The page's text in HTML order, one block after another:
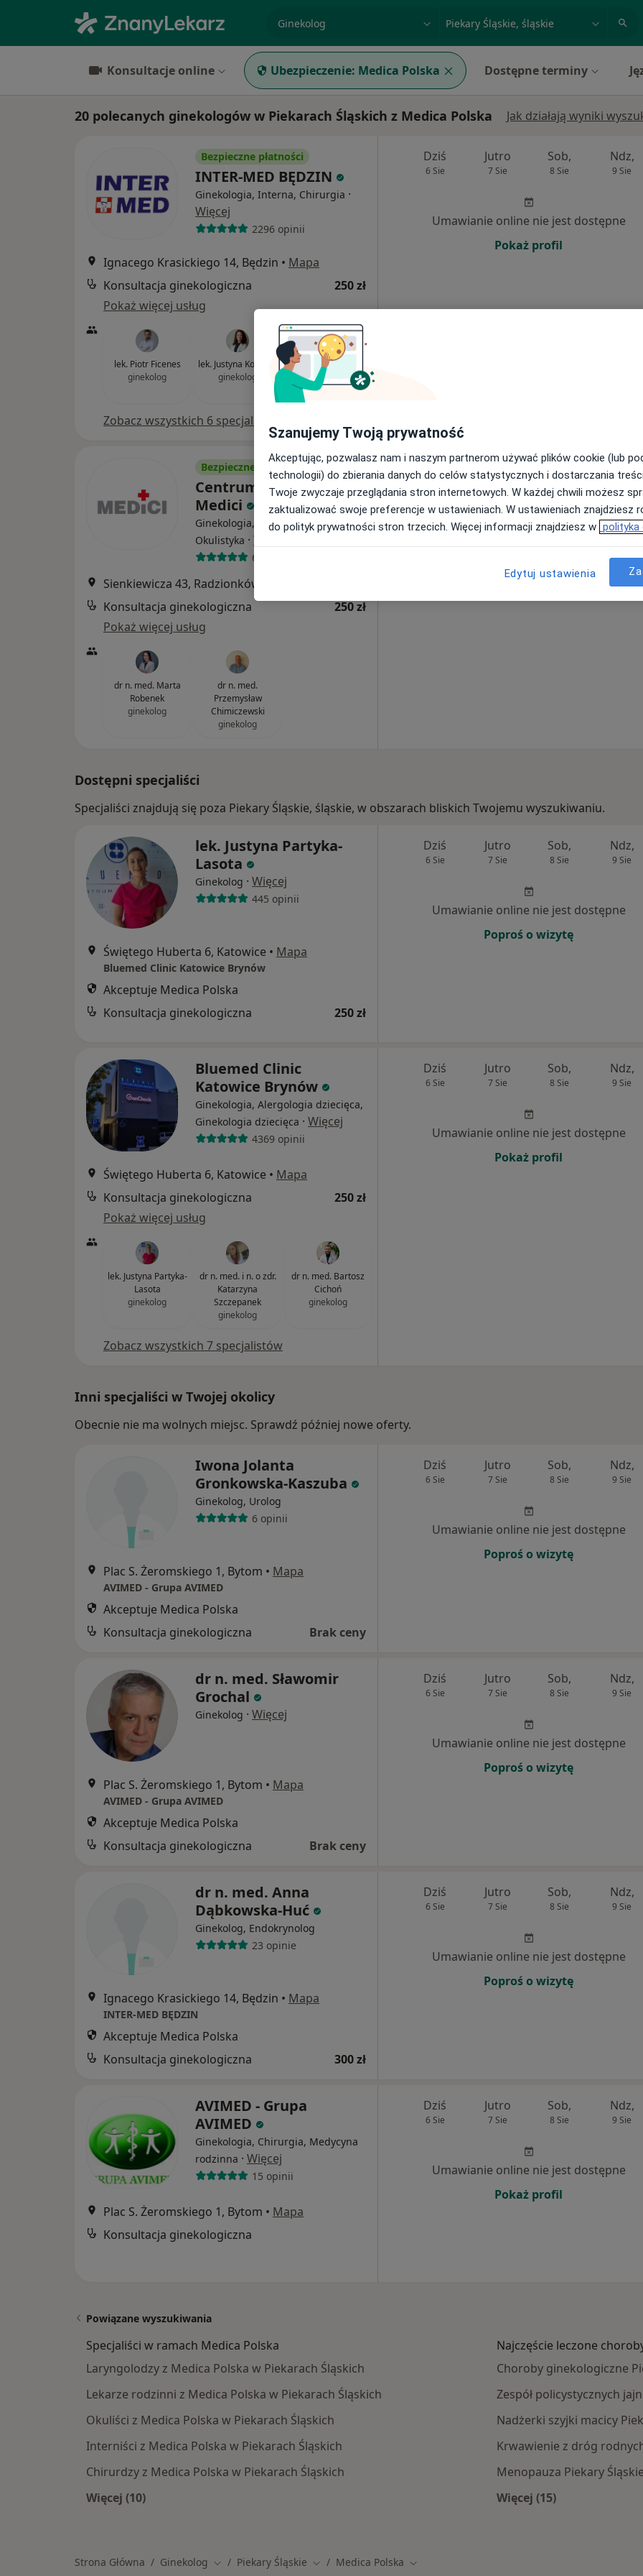
miasto lub dzielnica
Konsultacje online Ubezpieczenie: Medica Polska Dostępne terminy
20 polecanych ginekologów w Piekarach Śląskich z Medica Polska Jak działają wyniki
Bezpieczne płatności
INTER-MED BĘDZIN
Ginekologia, Interna, Chirurgia ·
Więcej
2296 opinii
Ignacego Krasickiego 14, Będzin • Mapa
Konsultacja ginekologiczna
250 zł
Pokaż więcej usług
lek. Piotr Ficenes
ginekolog
lek. Justyna Kopczyk
ginekolog
Ewelina Kuźmińska-
Łapucha
ginekolog
Zobacz wszystkich 6 specjalistów
Dziś
6 Sie
Jutro
7 Sie
Sob,
8 Sie
Ndz,
9 Sie
Umawianie online nie jest dostępne
Pokaż profil
Bezpieczne płatności
Centrum Medyczne
Medici
Ginekologia, Dermatologia,
Okulistyka · Więcej
685 opinii
Sienkiewicza 43, Radzionków
Konsultacja ginekologiczna
250 zł
Pokaż więcej usług
dr n. med. Marta
Robenek
ginekolog
dr n. med.
Przemysław
Chimiczewski
ginekolog
Dziś
6 Sie
Jutro
7 Sie
Sob,
8 Sie
Ndz,
9 Sie
Umawianie online nie jest dostępne
Dostępni specjaliści
Specjaliści znajdują się poza Piekary Śląskie, śląskie, w obszarach bliskich Twojemu wyszukiwaniu.
lek. Justyna Partyka-
Lasota
Ginekolog · Więcej
445 opinii
Świętego Huberta 6, Katowice • Mapa
Bluemed Clinic Katowice Brynów
Akceptuje Medica Polska
Konsultacja ginekologiczna
250 zł
Dziś
6 Sie
Jutro
7 Sie
Sob,
8 Sie
Ndz,
9 Sie
Umawianie online nie jest dostępne
Poproś o wizytę
Bluemed Clinic
Katowice Brynów
Ginekologia, Alergologia dziecięca,
Ginekologia dziecięca · Więcej
4369 opinii
Świętego Huberta 6, Katowice • Mapa
Konsultacja ginekologiczna
250 zł
Pokaż więcej usług
lek. Justyna Partyka-
Lasota
ginekolog
dr n. med. i n. o zdr.
Katarzyna
Szczepanek
ginekolog
dr n. med. Bartosz
Cichoń
ginekolog
Zobacz wszystkich 7 specjalistów
Dziś
6 Sie
Jutro
7 Sie
Sob,
8 Sie
Ndz,
9 Sie
Umawianie online nie jest dostępne
Pokaż profil
Inni specjaliści w Twojej okolicy
Obecnie nie ma wolnych miejsc. Sprawdź później nowe oferty.
Iwona Jolanta
Gronkowska-Kaszuba
Ginekolog, Urolog
6 opinii
Plac S. Żeromskiego 1, Bytom • Mapa
AVIMED - Grupa AVIMED
Akceptuje Medica Polska
Konsultacja ginekologiczna
Brak ceny
Dziś
6 Sie
Jutro
7 Sie
Sob,
8 Sie
Ndz,
9 Sie
Umawianie online nie jest dostępne
Poproś o wizytę
dr n. med. Sławomir
Grochal
Ginekolog · Więcej
Plac S. Żeromskiego 1, Bytom • Mapa
AVIMED - Grupa AVIMED
Akceptuje Medica Polska
Konsultacja ginekologiczna
Brak ceny
Dziś
6 Sie
Jutro
7 Sie
Sob,
8 Sie
Ndz,
9 Sie
Umawianie online nie jest dostępne
Poproś o wizytę
dr n. med. Anna
Dąbkowska-Huć
Ginekolog, Endokrynolog
23 opinie
Ignacego Krasickiego 14, Będzin • Mapa
INTER-MED BĘDZIN
Akceptuje Medica Polska
Konsultacja ginekologiczna
300 zł
Dziś
6 Sie
Jutro
7 Sie
Sob,
8 Sie
Ndz,
9 Sie
Umawianie online nie jest dostępne
Poproś o wizytę
AVIMED - Grupa
AVIMED
Ginekologia, Chirurgia, Medycyna
rodzinna · Więcej
15 opinii
Plac S. Żeromskiego 1, Bytom • Mapa
Konsultacja ginekologiczna
Dziś
6 Sie
Jutro
7 Sie
Sob,
8 Sie
Ndz,
9 Sie
Umawianie online nie jest dostępne
Pokaż profil
Powiązane wyszukiwania
Specjaliści w ramach Medica Polska
Laryngolodzy z Medica Polska w Piekarach Śląskich
Lekarze rodzinni z Medica Polska w Piekarach Śląskich
Okuliści z Medica Polska w Piekarach Śląskich
Interniści z Medica Polska w Piekarach Śląskich
Chirurdzy z Medica Polska w Piekarach Śląskich
Więcej (10)
Najczęście leczone
Choroby ginekologiczne
Zespół policystycznych
Nadżerki szyjki macicy
Krwawienie z dróg
Menopauza Piekary Śląskie
Więcej (15)
Strona Główna Ginekolog Zmień miasto
Piekary Śląskie Zmień miasto
Medica Polska Zmień miasto
Szanujemy Twoją prywatność
Akceptując, pozwalasz nam i naszym partnerom używać plików cookie (lub
technologii) do zbierania danych do celów statystycznych i dostarczania
Twoje zwyczaje przeglądania stron internetowych. W każdej chwili możesz
zaktualizować swoje preferencje w ustawieniach. W ustawieniach znajdziesz
do polityk prywatności stron trzecich. Więcej informacji znajdziesz w polityka
Edytuj ustawienia